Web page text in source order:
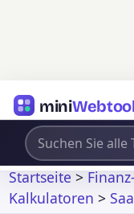
mini
Startseite>
Kalkulatoren >